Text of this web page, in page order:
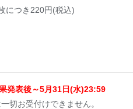
につき220円(税込)
発表後～5月31日(水)23:59
切お受付けできません。